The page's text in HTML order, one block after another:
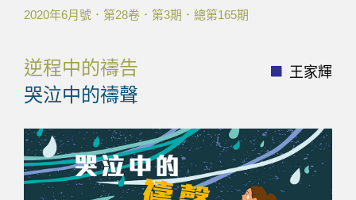
2020年6月號．第28卷．第3期．總第165期
逆程中的禱告
哭泣中的禱聲
王家輝